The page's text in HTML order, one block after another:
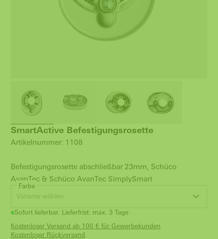
SmartActive Befestigungsrosette
Artikelnummer: 1108
Befestigungsrosette abschließbar 23mm, Schüco
AvanTec & Schüco AvanTec SimplySmart
Farbe
Variante wählen
Sofort lieferbar. Lieferfrist: max. 3 Tage
Kostenloser Versand ab 100 € für Gewerbekunden
Kostenloser Rückversand